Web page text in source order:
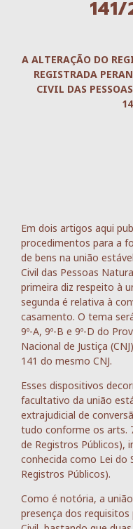
141/
A ALTERAÇÃO DO
REGISTRADA
CIVIL DAS
Em dois artigos aqui
procedimentos para a
de bens na união
Civil das Pessoas
primeira diz respeito à
segunda é relativa à
casamento. O tema
9º-A, 9º-B e 9º-D do
Nacional de Justiça
141 do mesmo CNJ.
Esses dispositivos
facultativo da união
extrajudicial de
tudo conforme os arts.
de Registros Públicos),
conhecida como Lei do
Registros Públicos).
Como é notória, a
presença dos